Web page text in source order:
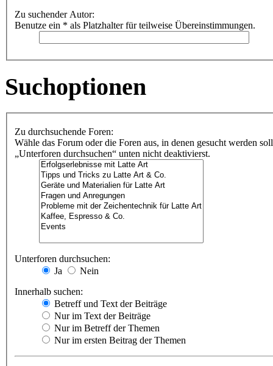
Zu suchender Autor:
Benutze ein * als Platzhalter für teilweise Übereinstimmungen.
Suchoptionen
Zu durchsuchende Foren:
Wähle das Forum oder die Foren aus, in denen gesucht werden
„Unterforen durchsuchen“ unten nicht deaktivierst.
Unterforen durchsuchen:
Ja
Nein
Innerhalb suchen:
Betreff und Text der Beiträge
Nur im Text der Beiträge
Nur im Betreff der Themen
Nur im ersten Beitrag der Themen